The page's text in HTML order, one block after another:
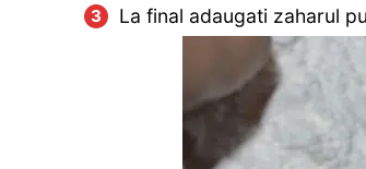
La final adaugati zaharul